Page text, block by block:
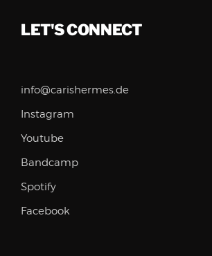
LET'S CONNECT
info@carishermes.de
Instagram
Youtube
Bandcamp
Spotify
Facebook